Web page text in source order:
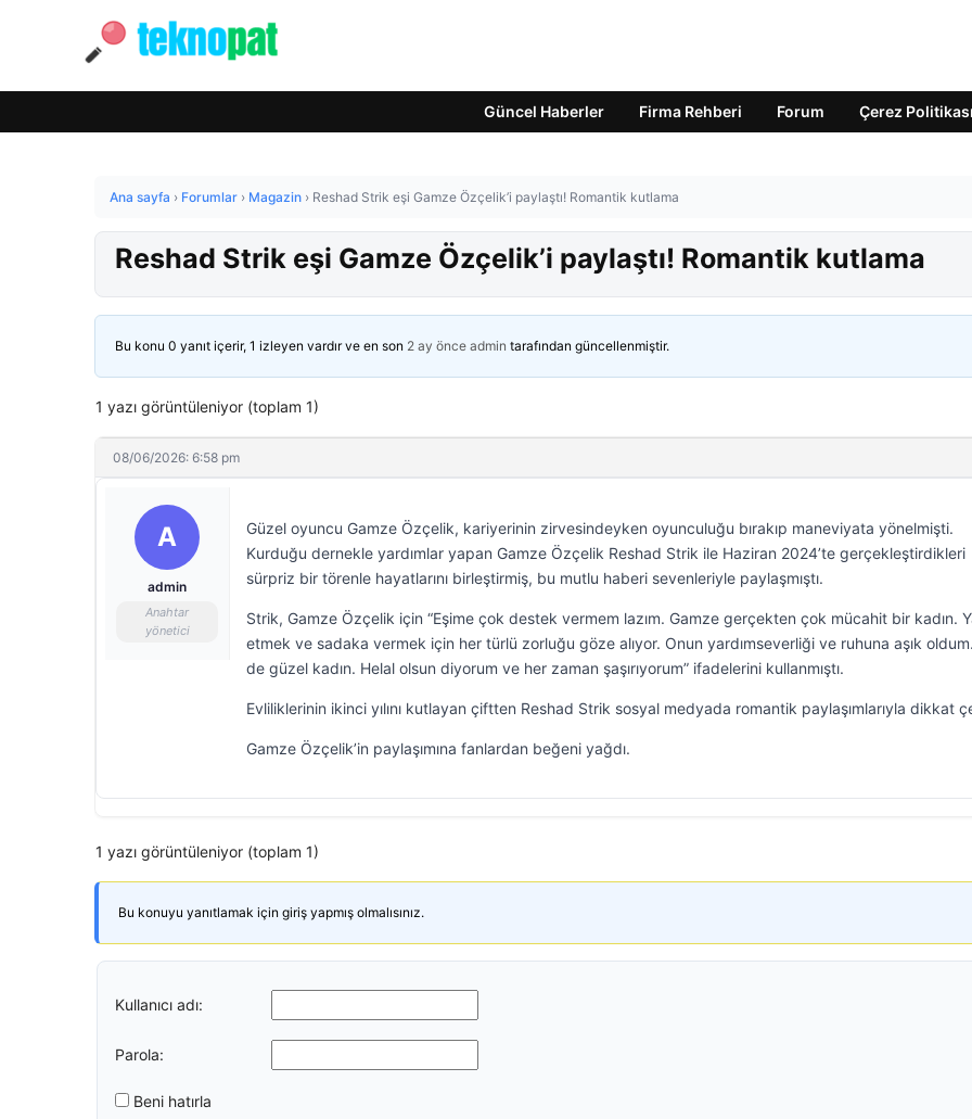
Güncel Haberler Firma Rehberi Forum Çerez Politikası
Ana sayfa › Forumlar › Magazin › Reshad Strik eşi Gamze Özçelik’i paylaştı! Romantik kutlama
Reshad Strik eşi Gamze Özçelik’i paylaştı! Romantik kutlama
Bu konu 0 yanıt içerir, 1 izleyen vardır ve en son 2 ay önce admin tarafından güncellenmiştir.
1 yazı görüntüleniyor (toplam 1)
08/06/2026: 6:58 pm
A
admin
Anahtar
yönetici
Güzel oyuncu Gamze Özçelik, kariyerinin zirvesindeyken oyunculuğu bırakıp maneviyata yönelmişti.
Kurduğu dernekle yardımlar yapan Gamze Özçelik Reshad Strik ile Haziran 2024’te gerçekleştirdikleri
sürpriz bir törenle hayatlarını birleştirmiş, bu mutlu haberi sevenleriyle paylaşmıştı.
Strik, Gamze Özçelik için “Eşime çok destek vermem lazım. Gamze gerçekten çok mücahit bir kadın.
etmek ve sadaka vermek için her türlü zorluğu göze alıyor. Onun yardımseverliği ve ruhuna aşık
de güzel kadın. Helal olsun diyorum ve her zaman şaşırıyorum” ifadelerini kullanmıştı.
Evliliklerinin ikinci yılını kutlayan çiftten Reshad Strik sosyal medyada romantik paylaşımlarıyla dikkat
Gamze Özçelik’in paylaşımına fanlardan beğeni yağdı.
1 yazı görüntüleniyor (toplam 1)
Bu konuyu yanıtlamak için giriş yapmış olmalısınız.
Kullanıcı adı:
Parola:
Beni hatırla